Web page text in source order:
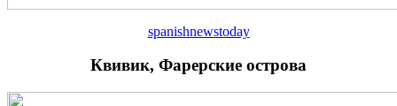
spanishnewstoday
Квивик, Фарерские острова